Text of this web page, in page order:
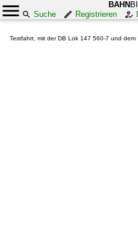
BAHN
Suche
Registrieren
Testfahrt, mit der DB Lok 147 560-7 und